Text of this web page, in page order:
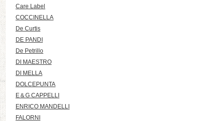
Care Label
COCCINELLA
De Curtis
DE PANDI
De Petrillo
DI MAESTRO
DI MELLA
DOLCEPUNTA
E＆G CAPPELLI
ENRICO MANDELLI
FALORNI